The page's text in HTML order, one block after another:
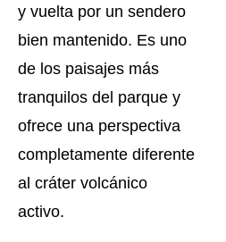
y vuelta por un sendero
bien mantenido. Es uno
de los paisajes más
tranquilos del parque y
ofrece una perspectiva
completamente diferente
al cráter volcánico
activo.